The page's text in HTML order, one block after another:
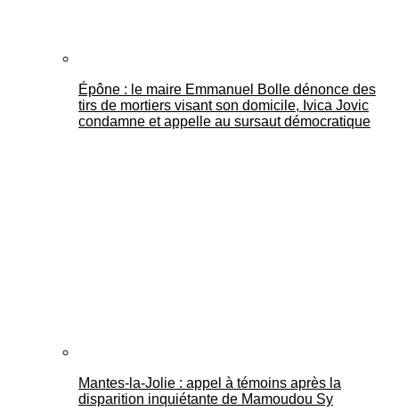
Épône : le maire Emmanuel Bolle dénonce des
tirs de mortiers visant son domicile, Ivica Jovic
condamne et appelle au sursaut démocratique
Mantes-la-Jolie : appel à témoins après la
disparition inquiétante de Mamoudou Sy